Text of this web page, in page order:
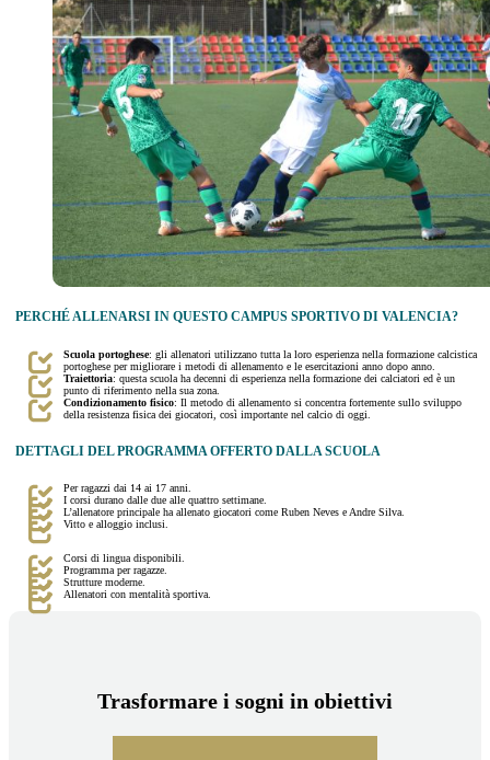
PERCHÉ ALLENARSI IN QUESTO CAMPUS SPORTIVO DI VALENCIA?
Scuola portoghese: gli allenatori utilizzano tutta la loro esperienza nella formazione calcistica
portoghese per migliorare i metodi di allenamento e le esercitazioni anno dopo anno.
Traiettoria: questa scuola ha decenni di esperienza nella formazione dei calciatori ed è un
punto di riferimento nella sua zona.
Condizionamento fisico: Il metodo di allenamento si concentra fortemente sullo sviluppo
della resistenza fisica dei giocatori, così importante nel calcio di oggi.
DETTAGLI DEL PROGRAMMA OFFERTO DALLA SCUOLA
Per ragazzi dai 14 ai 17 anni.
I corsi durano dalle due alle quattro settimane.
L’allenatore principale ha allenato giocatori come Ruben Neves e Andre Silva.
Vitto e alloggio inclusi.
Corsi di lingua disponibili.
Programma per ragazze.
Strutture moderne.
Allenatori con mentalità sportiva.
Trasformare i sogni in obiettivi